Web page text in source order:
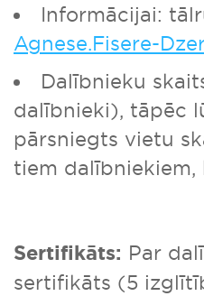
Informācijai:
Agnese.Fisere-
Dalībnieku
dalībnieki), tāpēc
pārsniegts vietu
tiem dalībniekiem,
Sertifikāts: Par
sertifikāts (5